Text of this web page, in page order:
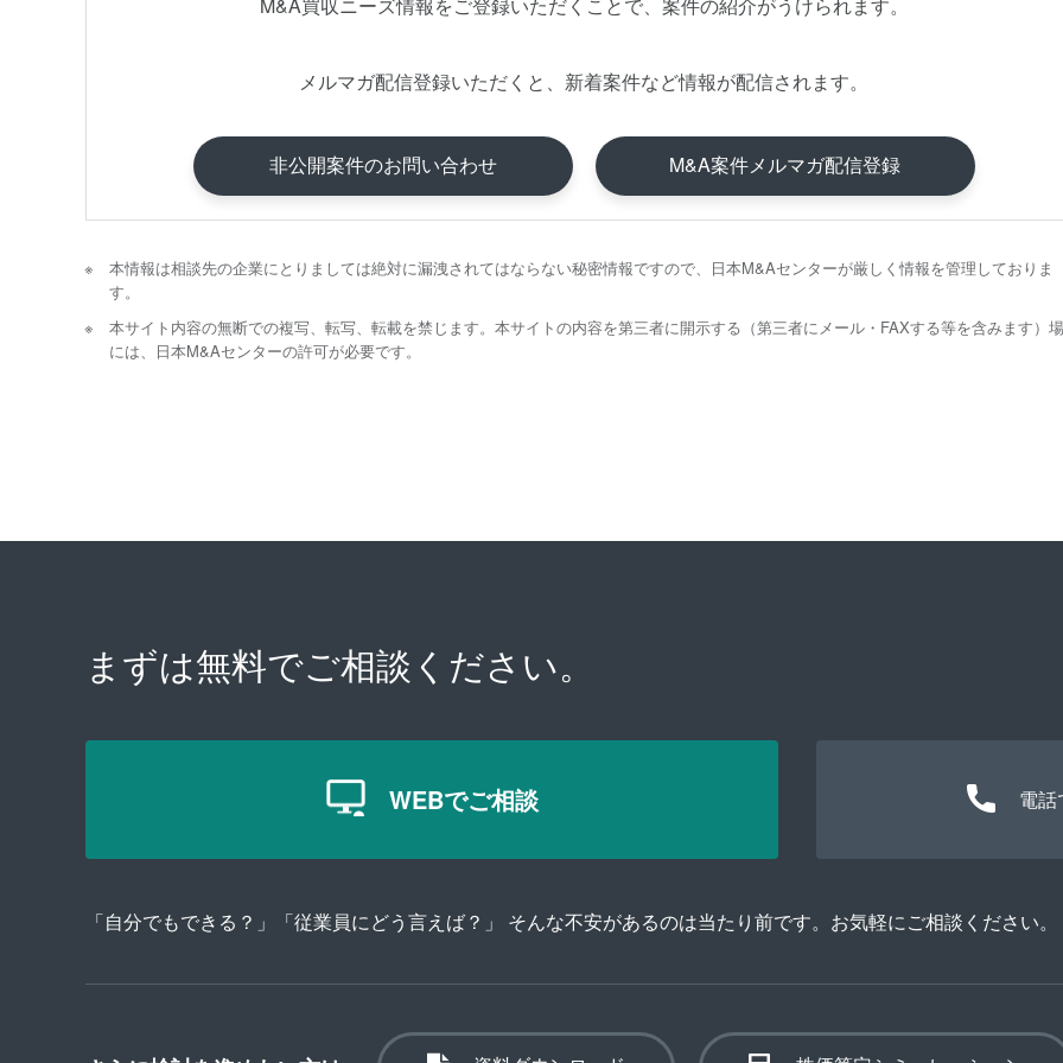
メルマガ配信登録いただくと、新着案件など情報が配信されます。
非公開案件のお問い合わせ M&A案件メルマガ配信登録
本情報は相談先の企業にとりましては絶対に漏洩されてはならない秘密情報ですので、日本M&Aセンターが厳しく情報を管理しておりま
す。
本サイト内容の無断での複写、転写、転載を禁じます。本サイトの内容を第三者に開示する（第三者にメール・FAXする等を含みます）
には、日本M&Aセンターの許可が必要です。
まずは無料でご相談ください。
WEBでご相談 電話
「自分でもできる？」「従業員にどう言えば？」 そんな不安があるのは当たり前です。お気軽にご相談ください。